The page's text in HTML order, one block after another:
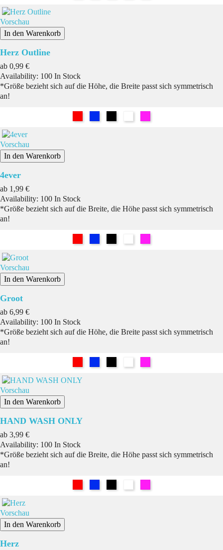
Vorschau
In den Warenkorb
Herz Outline
ab Preis
0,99 €
Availability: 100 In Stock
*Größe bezieht sich auf die Höhe, die Breite passt sich symmetrisch
an!
Vorschau
In den Warenkorb
4ever
ab Preis
1,99 €
Availability: 100 In Stock
*Größe bezieht sich auf die Breite, die Höhe passt sich symmetrisch
an!
Vorschau
In den Warenkorb
Groot
ab Preis
6,99 €
Availability: 100 In Stock
*Größe bezieht sich auf die Höhe, die Breite passt sich symmetrisch
an!
Vorschau
In den Warenkorb
HAND WASH ONLY
ab Preis
3,99 €
Availability: 100 In Stock
*Größe bezieht sich auf die Breite, die Höhe passt sich symmetrisch
an!
Vorschau
In den Warenkorb
Herz